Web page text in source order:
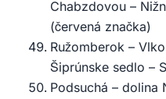
Chabzdovou –
(červená značka)
Ružomberok –
Šiprúnske sedlo –
Podsuchá – dolina